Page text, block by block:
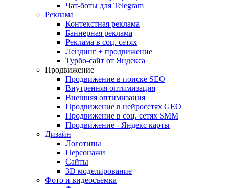
Чат-боты для Telegram
Реклама
Контекстная реклама
Баннерная реклама
Реклама в соц. сетях
Лендинг + продвижение
Турбо-сайт от Яндекса
Продвижение
Продвижение в поиске SEO
Внутренняя оптимизация
Внешняя оптимизация
Продвижение в нейросетях GEO
Продвижение в соц. сетях SMM
Продвижение - Яндекс карты
Дизайн
Логотипы
Персонажи
Сайты
3D моделирование
Фото и видеосъемка